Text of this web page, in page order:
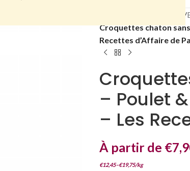
/
Croquettes chaton
Recettes d’Affaire de
– Poulet
– Les
À partir de €
€12,45–€19,75/kg